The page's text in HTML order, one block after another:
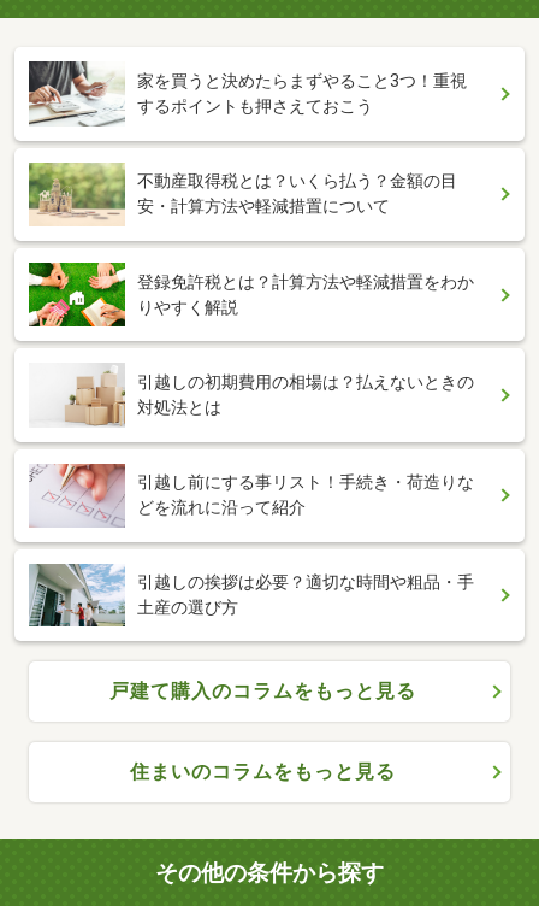
家を買うと決めたらまずやること3つ！重視
するポイントも押さえておこう
不動産取得税とは？いくら払う？金額の目
安・計算方法や軽減措置について
登録免許税とは？計算方法や軽減措置をわか
りやすく解説
引越しの初期費用の相場は？払えないときの
対処法とは
引越し前にする事リスト！手続き・荷造りな
どを流れに沿って紹介
引越しの挨拶は必要？適切な時間や粗品・手
土産の選び方
戸建て購入のコラムをもっと見る
住まいのコラムをもっと見る
その他の条件から探す